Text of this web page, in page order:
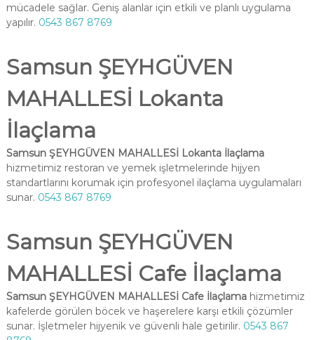
mücadele sağlar. Geniş alanlar için etkili ve planlı uygulama
yapılır. 0543 867 8769
Samsun ŞEYHGÜVEN
MAHALLESİ Lokanta
İlaçlama
Samsun ŞEYHGÜVEN MAHALLESİ Lokanta İlaçlama
hizmetimiz restoran ve yemek işletmelerinde hijyen
standartlarını korumak için profesyonel ilaçlama uygulamaları
sunar. 0543 867 8769
Samsun ŞEYHGÜVEN
MAHALLESİ Cafe İlaçlama
Samsun ŞEYHGÜVEN MAHALLESİ Cafe İlaçlamahizmetimiz
kafelerde görülen böcek ve haşerelere karşı etkili çözümler
sunar. İşletmeler hijyenik ve güvenli hale getirilir. 0543 867